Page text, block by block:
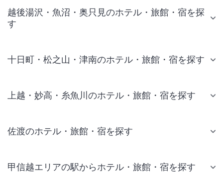
越後湯沢・魚沼・奥只見のホテル・旅館・宿を探
す
十日町・松之山・津南のホテル・旅館・宿を探す
上越・妙高・糸魚川のホテル・旅館・宿を探す
佐渡のホテル・旅館・宿を探す
甲信越エリアの駅からホテル・旅館・宿を探す